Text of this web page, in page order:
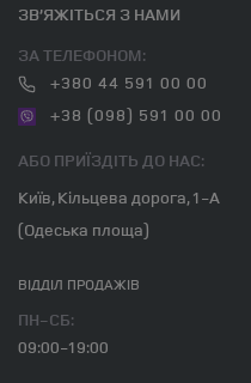
ЗВ’ЯЖІТЬСЯ З НАМИ
ЗА ТЕЛЕФОНОМ:
+380 44 591 00 00
+38 (098) 591 00 00
АБО ПРИЇЗДІТЬ ДО НАС:
Київ, Кільцева дорога, 1-А
(Одеська площа)
ВІДДІЛ ПРОДАЖІВ
ПН-СБ:
09:00-19:00